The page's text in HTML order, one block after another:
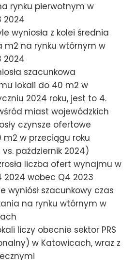
rynku pierwotnym w
2024
wyniosła z kolei średnia
m2 na rynku wtórnym w
2024
szacunkowa
lokali do 40 m2 w
2024 roku, jest to 4.
miast wojewódzkich
czynsze ofertowe
m2 w przeciągu roku
październik 2024)
liczba ofert wynajmu w
wobec Q4 2023
wyniósł szacunkowy czas
na rynku wtórnym w
liczy obecnie sektor PRS
w Katowicach, wraz z